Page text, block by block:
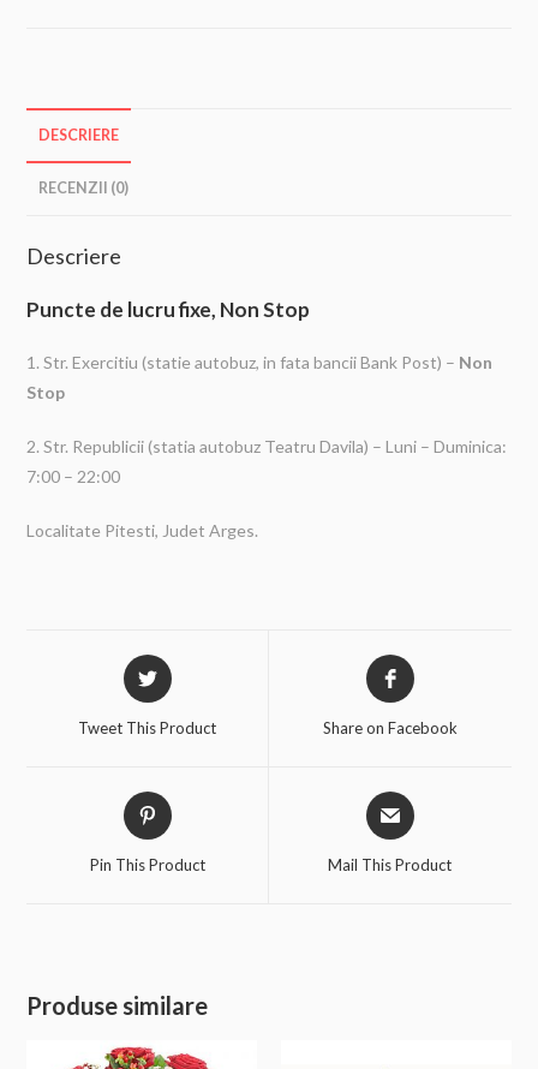
DESCRIERE
RECENZII (0)
Descriere
Puncte de lucru fixe, Non Stop
1. Str. Exercitiu (statie autobuz, in fata bancii Bank Post) – Non
Stop
2. Str. Republicii (statia autobuz Teatru Davila) – Luni – Duminica:
7:00 – 22:00
Localitate Pitesti, Judet Arges.
Tweet This Product Share on Facebook
Pin This Product Mail This Product
Produse similare